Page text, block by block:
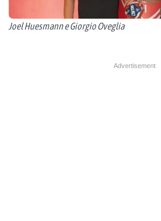
Joel Huesmann e Giorgio Oveglia